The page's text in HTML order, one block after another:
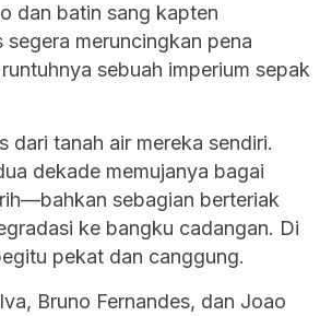
dan batin sang kapten
meruncingkan pena
sebuah imperium sepak
dari tanah air mereka sendiri.
dekade memujanya bagai
sebagian berteriak
ke bangku cadangan. Di
pekat dan canggung.
Bruno Fernandes, dan Joao